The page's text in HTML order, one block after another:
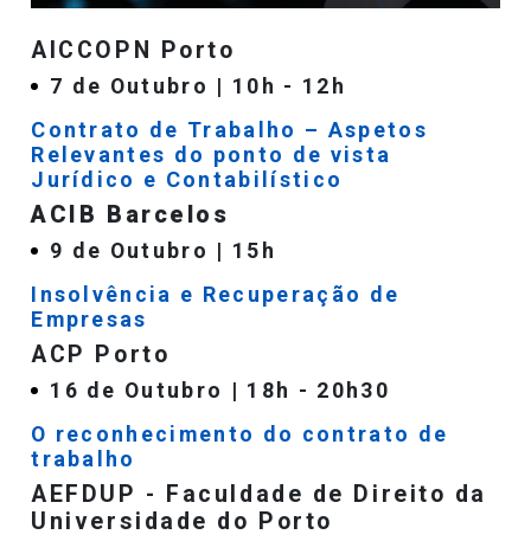
AICCOPN Porto
7 de Outubro | 10h - 12h
Contrato de Trabalho – Aspetos
Relevantes do ponto de vista
Jurídico e Contabilístico
ACIB Barcelos
9 de Outubro | 15h
Insolvência e Recuperação de
Empresas
ACP Porto
16 de Outubro | 18h - 20h30
O reconhecimento do contrato de
trabalho
AEFDUP - Faculdade de Direito da
Universidade do Porto